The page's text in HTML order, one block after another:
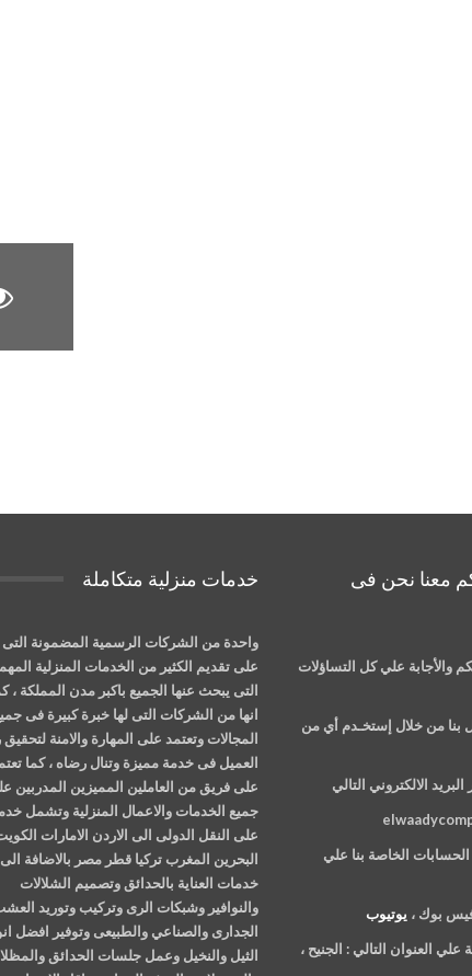
معنا نحن فى
والأجابة علي كل التساؤلات
بنا من خلال إستخـدم أي من
الالكتروني التالي
الخاصة بنا علي
بوك ، يوتيوب
علي العنوان التالي : الجنيح ،
خدمات منزلية متكاملة
واحدة من الشركات الرسمية المضمونة
على تقديم الكثير من الخدمات المنزلية
التى يبحث عنها الجميع باكبر مدن المملكة ،
انها من الشركات التى لها خبرة كبيرة فى
المجالات وتعتمد على المهارة والامنة لتحقيق
العميل فى خدمة مميزة وتنال رضاه ، كما
على فريق من العاملين المميزين المدربين
جميع الخدمات والاعمال المنزلية وتشمل
على النقل الدولى الى الاردن الامارات
البحرين المغرب تركيا قطر مصر بالاضافة الى
خدمات العناية بالحدائق وتصميم الشلالات
والنوافير وشبكات الرى وتركيب وتوريد
الجدارى والصناعي والطبيعى وتوفير افضل
الثيل والنخيل وعمل جلسات الحدائق